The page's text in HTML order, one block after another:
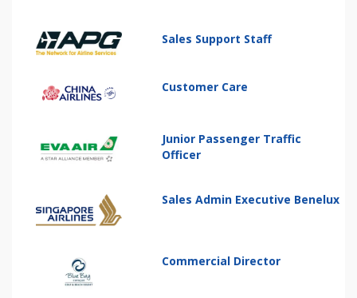
Sales Support Staff
Customer Care
Junior Passenger Traffic
Officer
Sales Admin Executive Benelux
Commercial Director